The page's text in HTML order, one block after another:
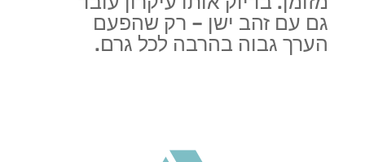
גם עם זהב ישן – רק שהפעם
הערך גבוה בהרבה לכל גרם.